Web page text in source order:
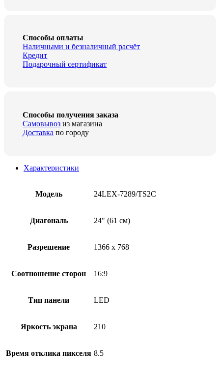
Способы оплаты
Наличными и безналичный расчёт
Кредит
Подарочный сертификат
Способы получения заказа
Самовывоз из магазина
Доставка по городу
Характеристики
Модель 24LEX-7289/TS2C
Диагональ 24" (61 см)
Разрешение 1366 x 768
Соотношение сторон 16:9
Тип панели LED
Яркость экрана 210
Время отклика пикселя 8.5